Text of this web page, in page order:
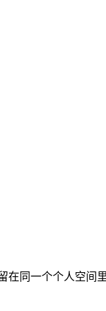
同一个个人空间